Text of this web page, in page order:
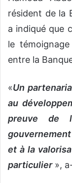
résident de la
a indiqué que
le
entre la
«Un
au
preuve de
gouvernement
et à la
particulier»,